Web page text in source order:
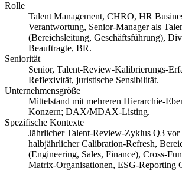
Rolle
Talent Management, CHRO, HR
Verantwortung, Senior-Manager als
(Bereichsleitung, Geschäftsführung),
Beauftragte, BR.
Seniorität
Senior, Talent-Review-Kalibrierungs-
Reflexivität, juristische Sensibilität.
Unternehmensgröße
Mittelstand mit mehreren Hierarchie-
Konzern; DAX/MDAX-Listing.
Spezifische Kontexte
Jährlicher Talent-Review-Zyklus Q3 vor
halbjährlicher Calibration-Refresh,
(Engineering, Sales, Finance), Cross-
Matrix-Organisationen, ESG-Reporting